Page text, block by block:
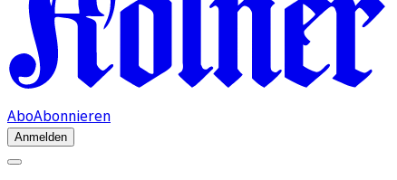
AboAbonnieren
Anmelden